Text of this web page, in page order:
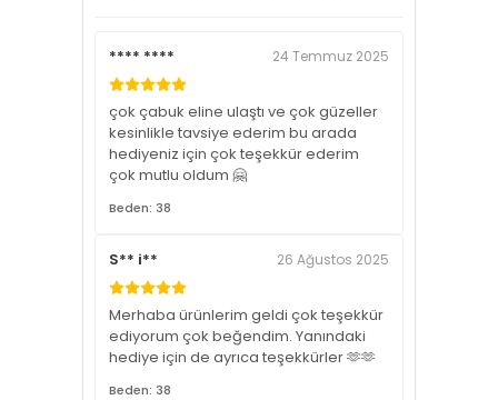
**** **** 24 Temmuz 2025
çok çabuk eline ulaştı ve çok güzeller
kesinlikle tavsiye ederim bu arada
hediyeniz için çok teşekkür ederim
çok mutlu oldum 🤗
Beden: 38
S** i** 26 Ağustos 2025
Merhaba ürünlerim geldi çok teşekkür
ediyorum çok beğendim. Yanındaki
hediye için de ayrıca teşekkürler 🫶🫶
Beden: 38